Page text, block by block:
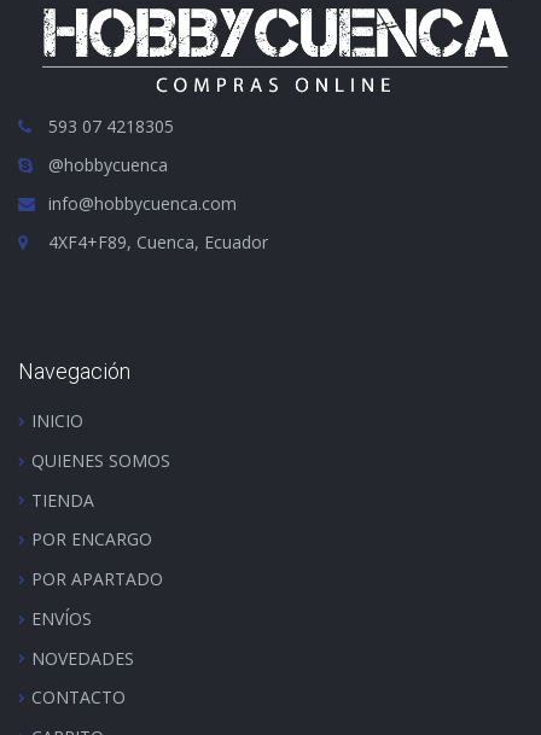
593 07 4218305
@hobbycuenca
info@hobbycuenca.com
4XF4+F89, Cuenca, Ecuador
Navegación
INICIO
QUIENES SOMOS
TIENDA
POR ENCARGO
POR APARTADO
ENVÍOS
NOVEDADES
CONTACTO